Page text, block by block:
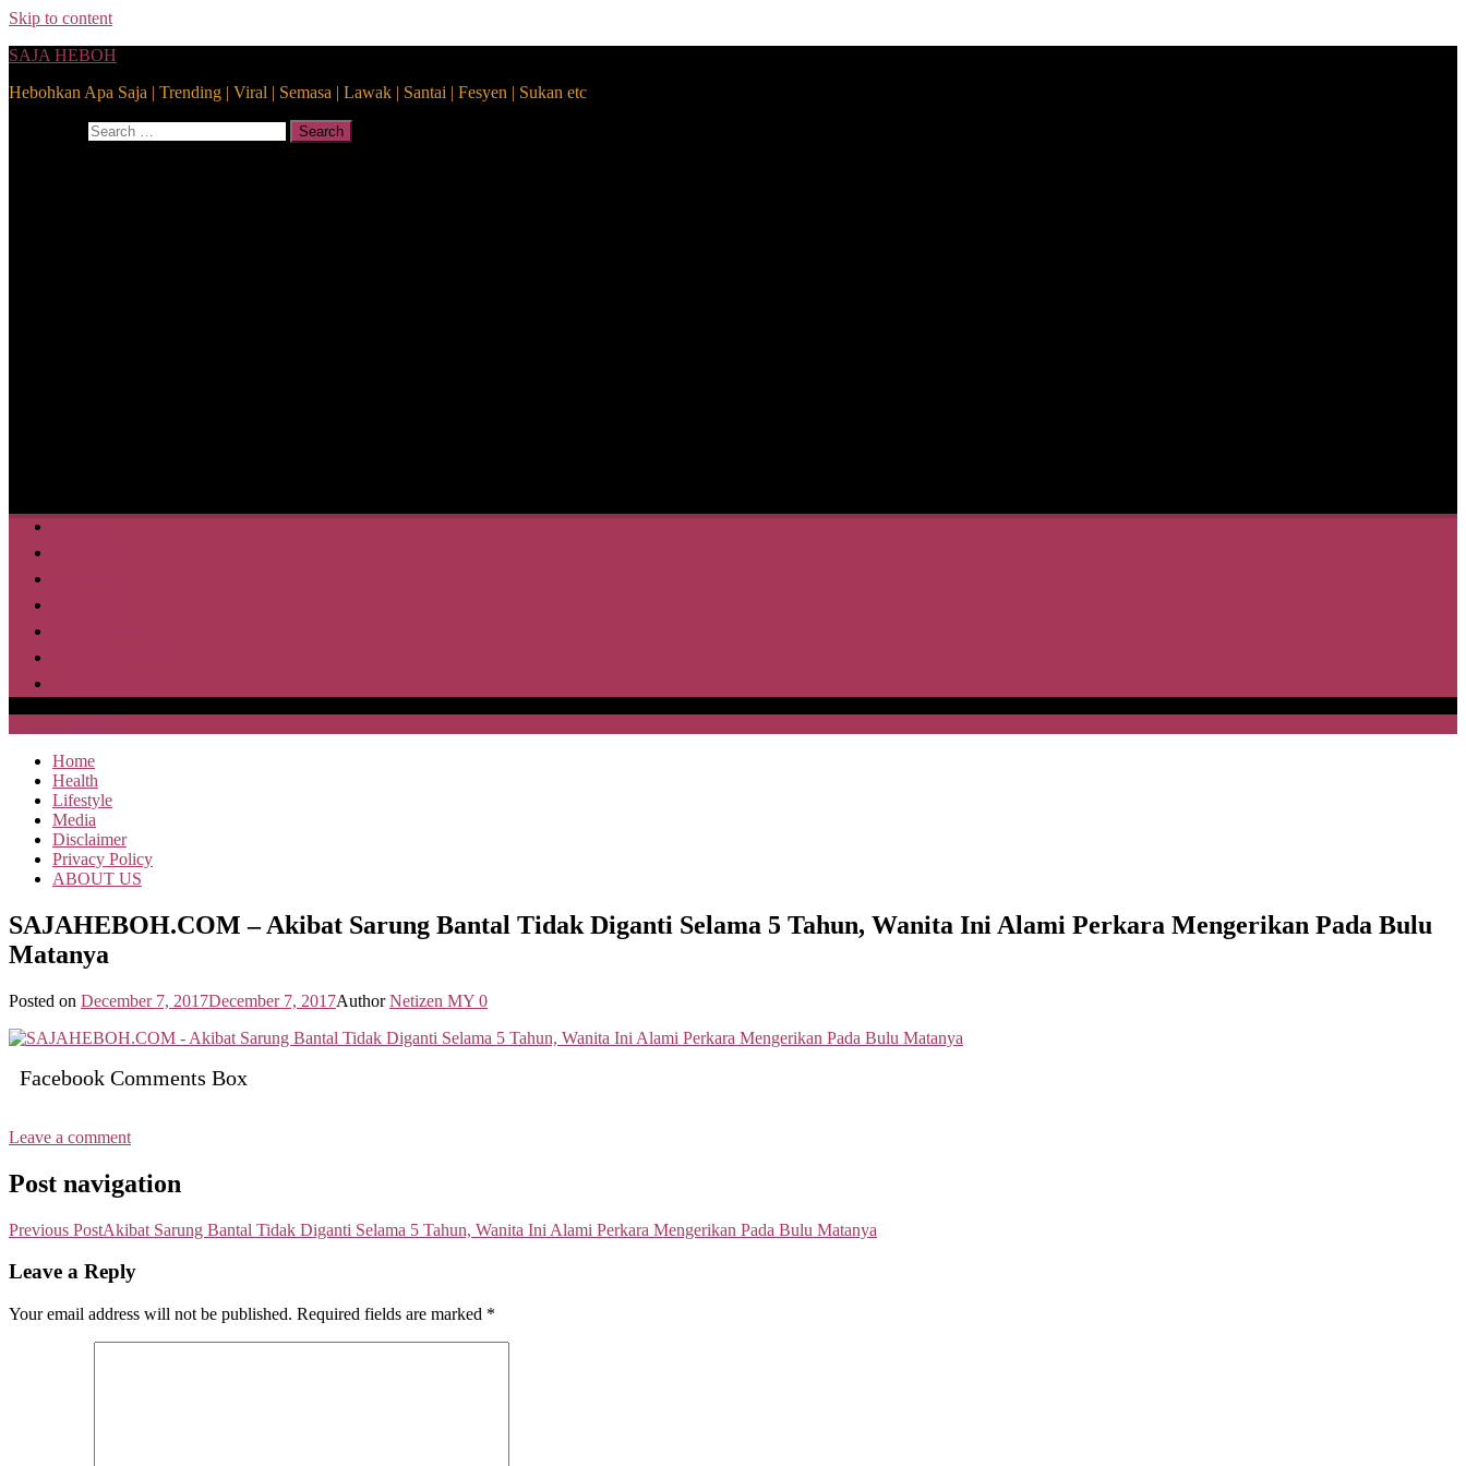
Skip to content
SAJA HEBOH
Hebohkan Apa Saja | Trending | Viral | Semasa | Lawak | Santai | Fesyen | Sukan etc
Search
Home
Health
Lifestyle
Media
Disclaimer
Privacy Policy
ABOUT US
SAJAHEBOH.COM – Akibat Sarung Bantal Tidak Diganti Selama 5 Tahun, Wanita Ini Alami Perkara Mengerikan Pada Bulu
Matanya
Posted on December 7, 2017December 7, 2017Author Netizen MY 0
Facebook Comments Box
Leave a comment
Post navigation
Previous PostAkibat Sarung Bantal Tidak Diganti Selama 5 Tahun, Wanita Ini Alami Perkara Mengerikan Pada Bulu Matanya
Leave a Reply
Your email address will not be published. Required fields are marked *